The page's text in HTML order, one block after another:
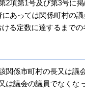
項第1号及び第3号に
あっては関係町村の
る定数に達するまでの
係市町村の長又は議
議会の議員でなくな